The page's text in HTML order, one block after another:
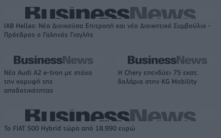
IAB Hellas: Νέα Διοικούσα Επιτροπή και νέο Διοικητικό Συμβούλιο -
Πρόεδρος ο Γαληνός Γιαγλής
Νέο Audi A2 e-tron με στόχο
την κορυφή της
αποδοτικότητας
Η Chery επενδύει 75 εκατ.
δολάρια στην KG Mobility
Το FIAT 500 Hybrid τώρα από 18.990 ευρώ